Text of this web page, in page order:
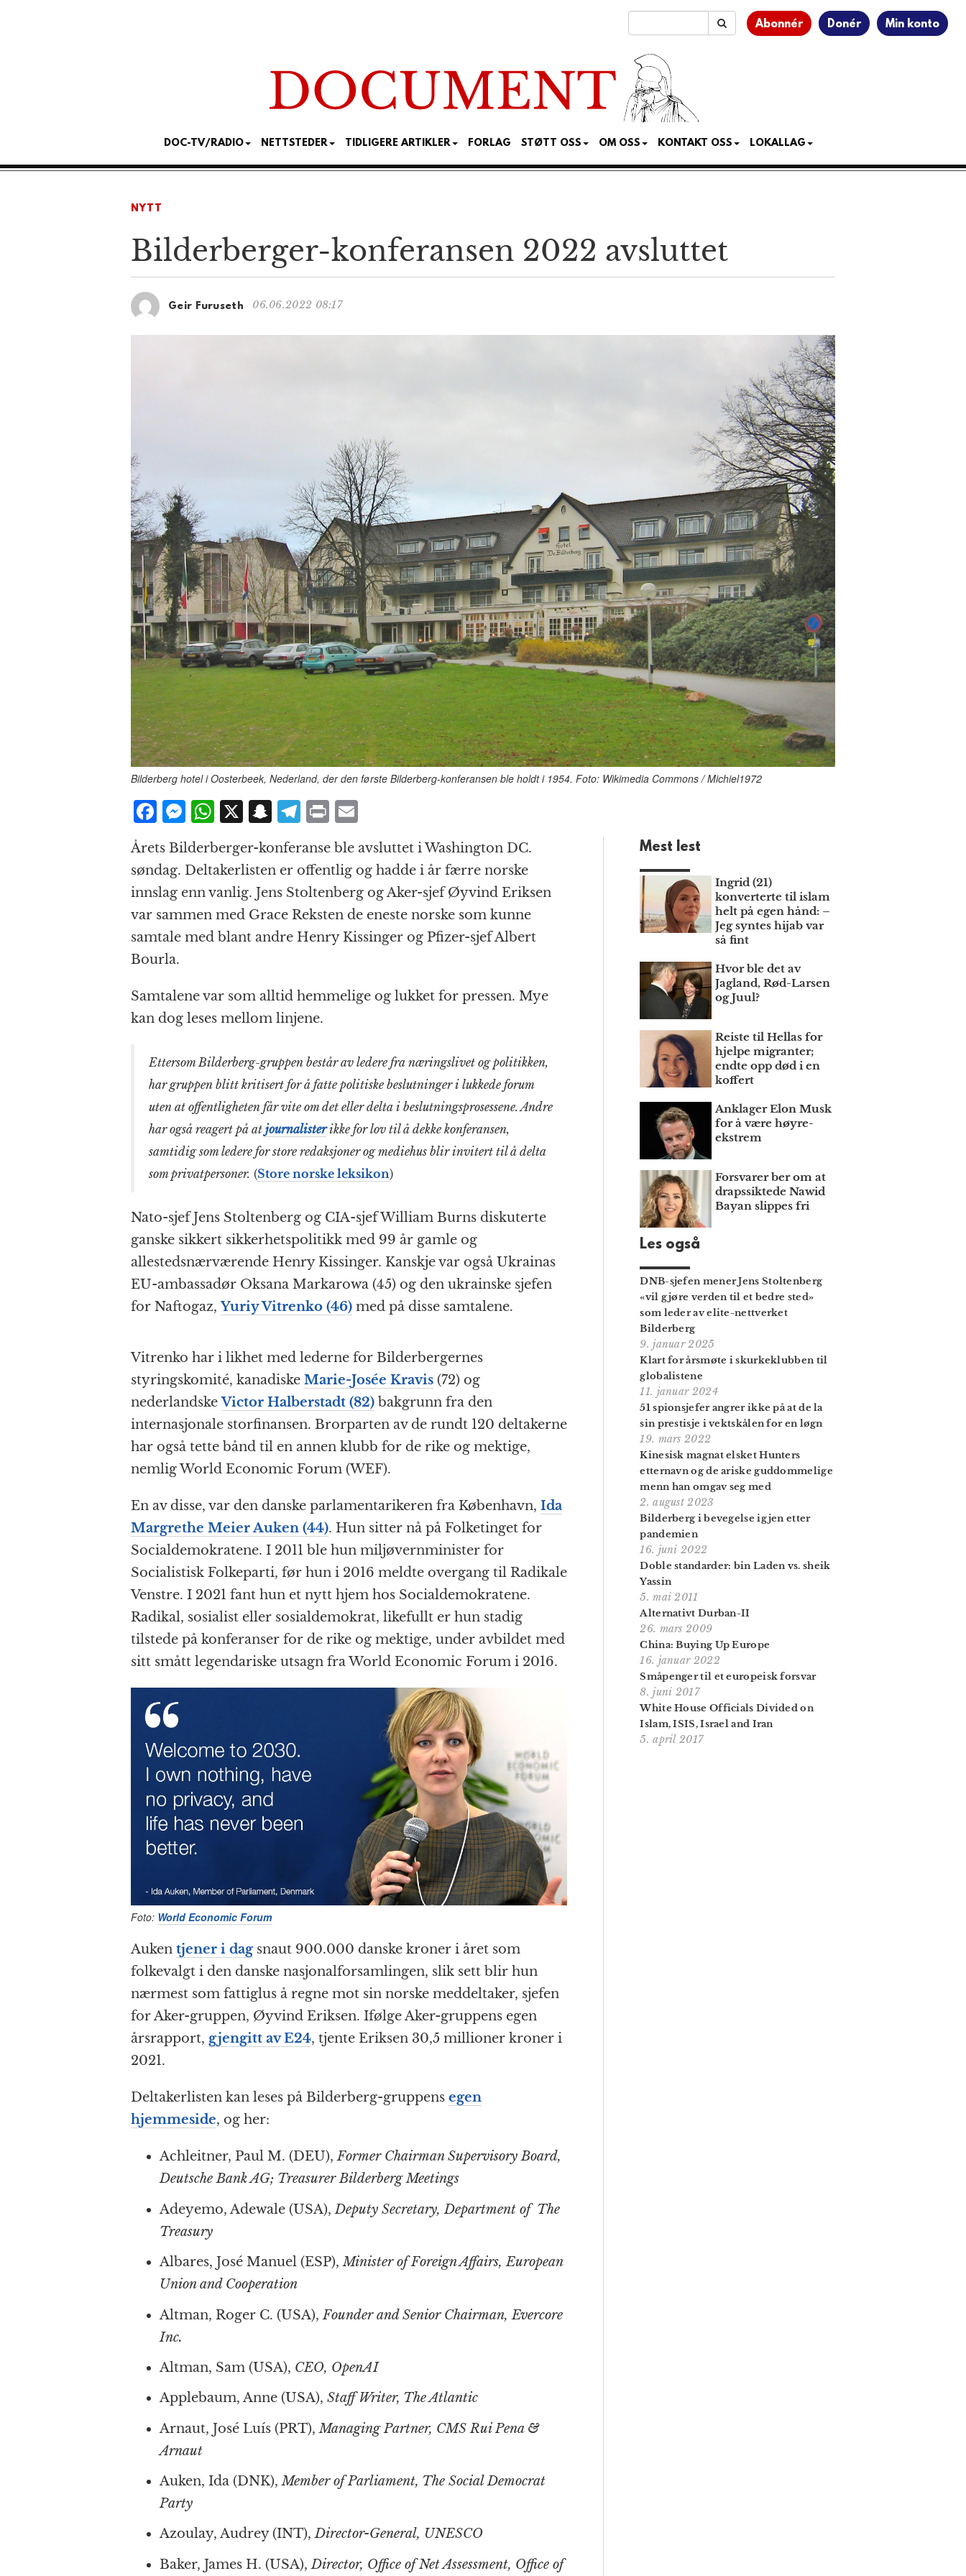
Abonnér Donér Min konto
DOC-TV/RADIO NETTSTEDER TIDLIGERE ARTIKLER FORLAG STØTT OSS OM OSS KONTAKT OSS LOKALLAG
NYTT
Bilderberger-konferansen 2022 avsluttet
Geir Furuseth 06.06.2022 08:17
Bilderberg hotel i Oosterbeek, Nederland, der den første Bilderberg-konferansen ble holdt i 1954. Foto: Wikimedia Commons / Michiel1972
F
c
e
b
o
o
k
M
e
ss
e
n
g
e
W
at
s
A
p
p
X S
n
a
p
c
h
at
T
e
g
r
a
m
P
ri
n
t
m
ai
l
Årets Bilderberger-konferanse ble avsluttet i Washington DC.
søndag. Deltakerlisten er offentlig og hadde i år færre norske
innslag enn vanlig. Jens Stoltenberg og Aker-sjef Øyvind Eriksen
var sammen med Grace Reksten de eneste norske som kunne
samtale med blant andre Henry Kissinger og Pfizer-sjef Albert
Bourla.
Samtalene var som alltid hemmelige og lukket for pressen. Mye
kan dog leses mellom linjene.
Ettersom Bilderberg-gruppen består av ledere fra næringslivet og politikken,
har gruppen blitt kritisert for å fatte politiske beslutninger i lukkede forum
uten at offentligheten får vite om det eller delta i beslutningsprosessene. Andre
har også reagert på at journalisterikke for lov til å dekke konferansen,
samtidig som ledere for store redaksjoner og mediehus blir invitert til å delta
som privatpersoner. (Store norske leksikon)
Nato-sjef Jens Stoltenberg og CIA-sjef William Burns diskuterte
ganske sikkert sikkerhetspolitikk med 99 år gamle og
allestedsnærværende Henry Kissinger. Kanskje var også Ukrainas
EU-ambassadør Oksana Markarowa (45) og den ukrainske sjefen
for Naftogaz,Yuriy Vitrenko (46) med på disse samtalene.
Vitrenko har i likhet med lederne for Bilderbergernes
styringskomité, kanadiske Marie-Josée Kravis (72) og
nederlandskeVictor Halberstadt (82) bakgrunn fra den
internasjonale storfinansen. Brorparten av de rundt 120 deltakerne
har også tette bånd til en annen klubb for de rike og mektige,
nemlig World Economic Forum (WEF).
En av disse, var den danske parlamentarikeren fra København, Ida
Margrethe Meier Auken (44). Hun sitter nå på Folketinget for
Socialdemokratene. I 2011 ble hun miljøvernminister for
Socialistisk Folkeparti, før hun i 2016 meldte overgang til Radikale
Venstre. I 2021 fant hun et nytt hjem hos Socialdemokratene.
Radikal, sosialist eller sosialdemokrat, likefullt er hun stadig
tilstede på konferanser for de rike og mektige, under avbildet med
sitt smått legendariske utsagn fra World Economic Forum i 2016.
Foto: World Economic Forum
Auken tjener i dagsnaut 900.000 danske kroner i året som
folkevalgt i den danske nasjonalforsamlingen, slik sett blir hun
nærmest som fattiglus å regne mot sin norske meddeltaker, sjefen
for Aker-gruppen, Øyvind Eriksen. Ifølge Aker-gruppens egen
årsrapport, gjengitt av E24, tjente Eriksen 30,5 millioner kroner i
2021.
Deltakerlisten kan leses på Bilderberg-gruppens egen
hjemmeside, og her:
Achleitner, Paul M. (DEU),Former Chairman Supervisory Board,
Deutsche Bank AG; Treasurer Bilderberg Meetings
Adeyemo, Adewale (USA),Deputy Secretary, Department of The
Treasury
Albares, José Manuel (ESP),Minister of Foreign Affairs, European
Union and Cooperation
Altman, Roger C. (USA),Founder and Senior Chairman, Evercore
Inc.
Altman, Sam (USA), CEO, OpenAI
Applebaum, Anne (USA), Staff Writer, The Atlantic
Arnaut, José Luís (PRT),Managing Partner, CMS Rui Pena &
Arnaut
Auken, Ida (DNK),Member of Parliament, The Social Democrat
Party
Azoulay, Audrey (INT),Director-General, UNESCO
Baker, James H. (USA),Director, Office of Net Assessment, Office of
Mest lest
Ingrid (21)
konverterte til islam
helt på egen hånd: –
Jeg syntes hijab var
så fint
Hvor ble det av
Jagland, Rød-Larsen
og Juul?
Reiste til Hellas for
hjelpe migranter;
endte opp død i en
koffert
Anklager Elon Musk
for å være høyre­
ekstrem
Forsvarer ber om at
draps­siktede Nawid
Bayan slippes fri
Les også
DNB-sjefen mener Jens Stoltenberg
«vil gjøre verden til et bedre sted»
som leder av elite-nettverket
Bilderberg
9. januar 2025
Klart for årsmøte i skurke­klubben til
globalistene
11. januar 2024
51 spionsjefer angrer ikke på at de la
sin prestisje i vektskålen for en løgn
19. mars 2022
Kinesisk magnat elsket Hunters
etternavn og de ariske guddommelige
menn han omgav seg med
2. august 2023
Bilderberg i bevegelse igjen etter
pandemien
16. juni 2022
Doble standarder: bin Laden vs. sheik
Yassin
5. mai 2011
Alternativt Durban-II
26. mars 2009
China: Buying Up Europe
16. januar 2022
Småpenger til et europeisk forsvar
8. juni 2017
White House Officials Divided on
Islam, ISIS, Israel and Iran
5. april 2017